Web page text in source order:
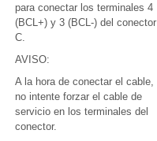
para conectar los terminales 4
(BCL+) y 3 (BCL-) del conector
C.
AVISO:
A la hora de conectar el cable,
no intente forzar el cable de
servicio en los terminales del
conector.